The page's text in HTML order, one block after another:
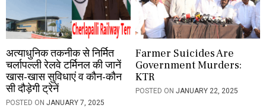
अत्याधुनिक तकनीक से निर्मित
चर्लापल्ली रेलवे टर्मिनल की जानें
खास-खास सुविधाएं व कौन-कौन
सी दौड़ेगी ट्रेनें
POSTED ON JANUARY 7, 2025
Farmer Suicides Are
Government Murders:
KTR
POSTED ONJANUARY 22, 2025